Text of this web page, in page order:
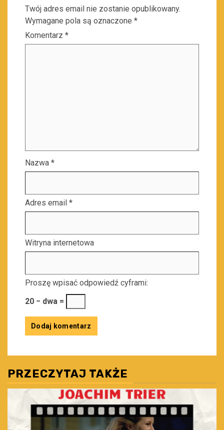
Twój adres email nie zostanie opublikowany.
Wymagane pola są oznaczone *
Komentarz *
Nazwa *
Adres email *
Witryna internetowa
Proszę wpisać odpowiedź cyframi:
20 − dwa =
PRZECZYTAJ TAKŻE